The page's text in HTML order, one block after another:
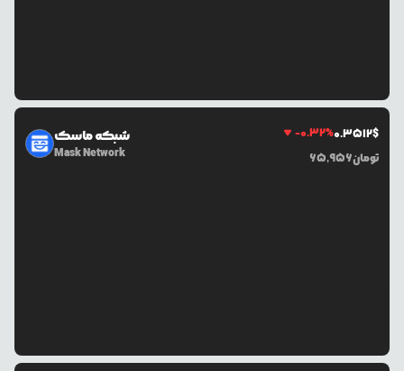
شبکه ماسک
Mask Network
-0.32%0.3512$
65,956تومان